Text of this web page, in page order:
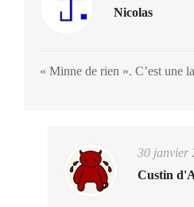
Nicolas
« Minne de rien ». C’est une
30 janvier
Custin